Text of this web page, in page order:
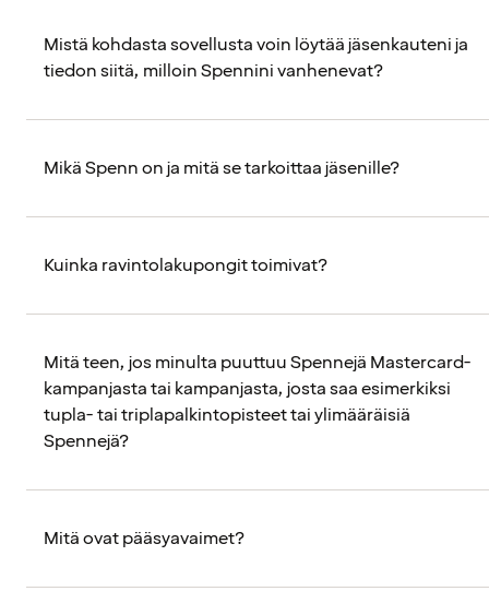
Mistä kohdasta sovellusta voin löytää jäsenkauteni ja
tiedon siitä, milloin Spennini vanhenevat?
Mikä Spenn on ja mitä se tarkoittaa jäsenille?
Kuinka ravintolakupongit toimivat?
Mitä teen, jos minulta puuttuu Spennejä Mastercard-
kampanjasta tai kampanjasta, josta saa esimerkiksi
tupla- tai triplapalkintopisteet tai ylimääräisiä
Spennejä?
Mitä ovat pääsyavaimet?